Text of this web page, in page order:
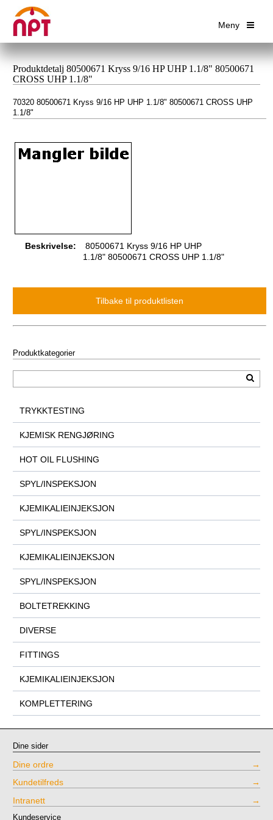
Meny
Produktdetalj 80500671 Kryss 9/16 HP UHP 1.1/8" 80500671
CROSS UHP 1.1/8"
70320 80500671 Kryss 9/16 HP UHP 1.1/8" 80500671 CROSS UHP
1.1/8"
Beskrivelse:
80500671 Kryss 9/16 HP UHP
1.1/8" 80500671 CROSS UHP 1.1/8"
Produktkategorier
TRYKKTESTING
KJEMISK RENGJØRING
HOT OIL FLUSHING
SPYL/INSPEKSJON
KJEMIKALIEINJEKSJON
SPYL/INSPEKSJON
KJEMIKALIEINJEKSJON
SPYL/INSPEKSJON
BOLTETREKKING
DIVERSE
FITTINGS
KJEMIKALIEINJEKSJON
KOMPLETTERING
Dine sider
Dine ordre
Kundetilfreds
Intranett
Kundeservice